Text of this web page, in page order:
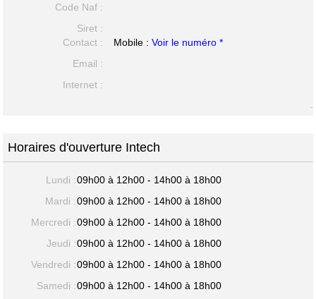
Code Naf :
Siret :
Contact :
Mobile :Voir le numéro *
Email :
Internet :
-
Horaires d'ouverture Intech
Lundi :09h00 à 12h00 - 14h00 à 18h00
Mardi :09h00 à 12h00 - 14h00 à 18h00
Mercredi :09h00 à 12h00 - 14h00 à 18h00
Jeudi :09h00 à 12h00 - 14h00 à 18h00
Vendredi :09h00 à 12h00 - 14h00 à 18h00
Samedi :09h00 à 12h00 - 14h00 à 18h00